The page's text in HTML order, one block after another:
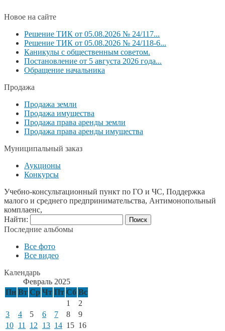
Новое на сайте
Решение ТИК от 05.08.2026 № 24/117...
Решение ТИК от 05.08.2026 № 24/118-6...
Каникулы с общественным советом.
Постановление от 5 августа 2026 года...
Обращение начальника
Продажа
Продажа земли
Продажа имущества
Продажа права аренды земли
Продажа права аренды имущества
Муниципальный заказ
Аукционы
Конкурсы
Учебно-консультационный пункт по ГО и ЧС, Поддержка
малого и среднего предпринимательства, Антимонопольный
комплаенс,
Найти:
Последние альбомы
Все фото
Все видео
Календарь
Февраль 2025
Пн Вт Ср Чт Пт Сб Вс
1
2
3
4 5 6 7 8
9
10 11 12 13 14 15 16